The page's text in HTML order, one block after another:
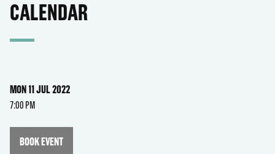
CALENDAR
MON 11 JUL 2022
7:00 PM
BOOK EVENT